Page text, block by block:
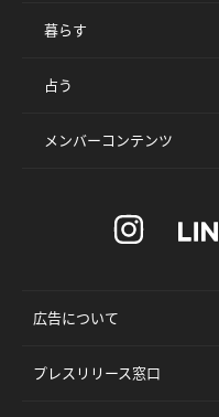
暮らす
占う
メンバーコンテンツ
広告について
プレスリリース窓口